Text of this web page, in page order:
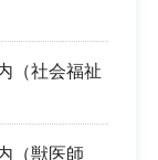
（社会福祉
（獣医師